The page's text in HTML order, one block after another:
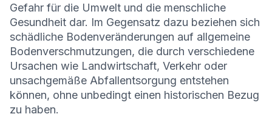
Gefahr für die Umwelt und die menschliche
Gesundheit dar. Im Gegensatz dazu beziehen sich
schädliche Bodenveränderungen auf allgemeine
Bodenverschmutzungen, die durch verschiedene
Ursachen wie Landwirtschaft, Verkehr oder
unsachgemäße Abfallentsorgung entstehen
können, ohne unbedingt einen historischen Bezug
zu haben.